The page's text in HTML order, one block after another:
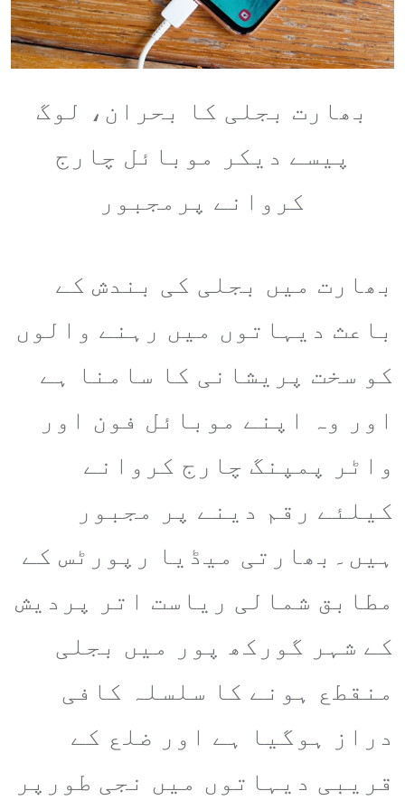
بھارت بجلی کا بحران، لوگ
پیسے دیکر موبائل چارج
کروانے پرمجبور
بھارت میں بجلی کی بندش کے
باعث دیہاتوں میں رہنے والوں
کو سخت پریشانی کا سامنا ہے
اور وہ اپنے موبائل فون اور
واٹر پمپنگ چارج کروانے
کیلئے رقم دینے پر مجبور
ہیں۔بھارتی میڈیا رپورٹس کے
مطابق شمالی ریاست اتر پردیش
کے شہر گورکھ پور میں بجلی
منقطع ہونے کا سلسلہ کافی
دراز ہوگیا ہے اور ضلع کے
قریبی دیہاتوں میں نجی طورپر